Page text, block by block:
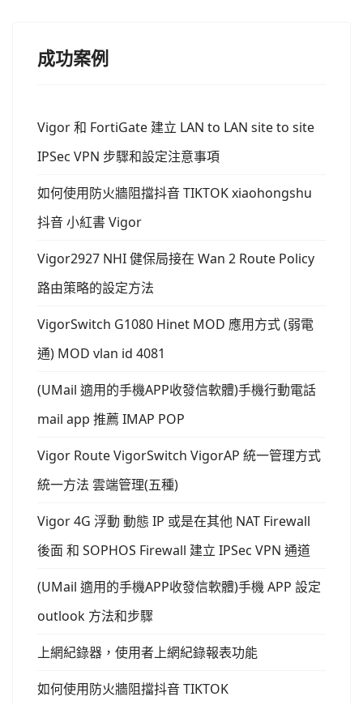
成功案例
Vigor 和 FortiGate 建立 LAN to LAN site to site
IPSec VPN 步驟和設定注意事項
如何使用防火牆阻擋抖音 TIKTOK xiaohongshu
抖音 小紅書 Vigor
Vigor2927 NHI 健保局接在 Wan 2 Route Policy
路由策略的設定方法
VigorSwitch G1080 Hinet MOD 應用方式 (弱電
通) MOD vlan id 4081
(UMail 適用的手機APP收發信軟體)手機行動電話
mail app 推薦 IMAP POP
Vigor Route VigorSwitch VigorAP 統一管理方式
統一方法 雲端管理(五種)
Vigor 4G 浮動 動態 IP 或是在其他 NAT Firewall
後面 和 SOPHOS Firewall 建立 IPSec VPN 通道
(UMail 適用的手機APP收發信軟體)手機 APP 設定
outlook 方法和步驟
上網紀錄器，使用者上網紀錄報表功能
如何使用防火牆阻擋抖音 TIKTOK